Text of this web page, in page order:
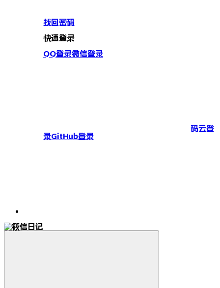
找回密码
快速登录
QQ登录微信登录
码云登
录GitHub登录